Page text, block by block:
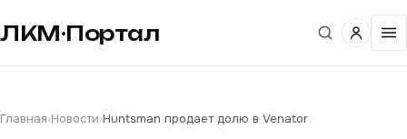
ЛКМ·Портал
Главная›Новости›Huntsman продает долю в Venator